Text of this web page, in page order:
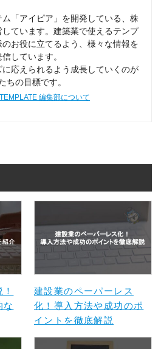
「アイピア」を開発している、株
ています。建築業で使えるテンプ
お役に立てるよう、様々な情報を
信しています。
応えられるよう成長していくのが
ちの目標です。
編集部について
な
建設業のペーパーレス
化！導入方法や成功のポ
イントを徹底解説